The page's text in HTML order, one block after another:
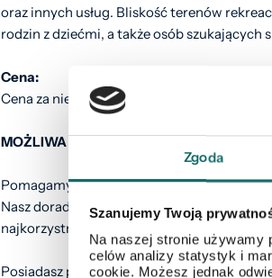
Zgoda
Szanujemy Twoją
Na naszej stronie używamy
celów analizy statystyk i
cookie. Możesz jednak
oraz innych usług. Bliskość terenów
rodzin z dziećmi, a także osób szukających
Cena:
Cena za nieruchomość to
MOŻLIWA ZAMIANA ZA MIESZKANIE W
Pomagamy w formalnościach związanych
Nasz doradca kredytowy bezpłatnie
najkorzystniejszą ofertę z ponad 10 banków!
Posiadasz podobną nieruchomość?